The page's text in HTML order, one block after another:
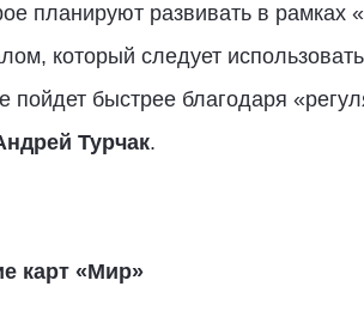
планируют развивать в рамках
который следует
пойдет быстрее благодаря
Турчак.
карт «Мир»